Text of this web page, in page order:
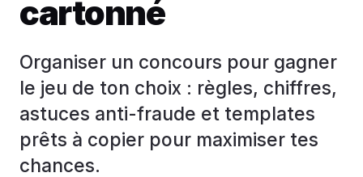
cartonné
Organiser un concours pour gagner
le jeu de ton choix : règles, chiffres,
astuces anti-fraude et templates
prêts à copier pour maximiser tes
chances.